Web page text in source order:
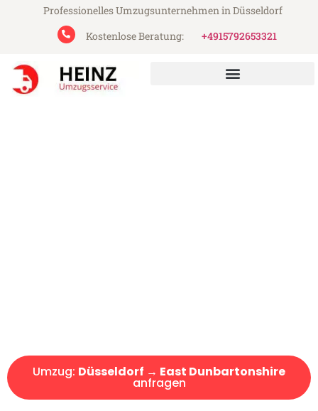
Professionelles Umzugsunternehmen in Düsseldorf
Kostenlose Beratung:
+4915792653321
Umzug: Düsseldorf → East Dunbartonshire
anfragen